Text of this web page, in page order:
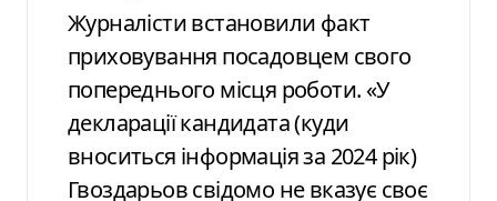
Журналісти встановили факт
приховування посадовцем свого
попереднього місця роботи. «У
декларації кандидата (куди
вноситься інформація за 2024 рік)
Гвоздарьов свідомо не вказує своє